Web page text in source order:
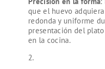
que el huevo
redonda y uniforme
presentación del
en la cocina.